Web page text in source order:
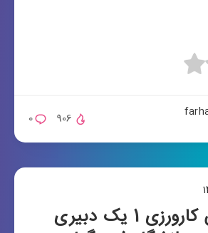
0 906
نمونه گزارش کارورزی 1 یک دبیری